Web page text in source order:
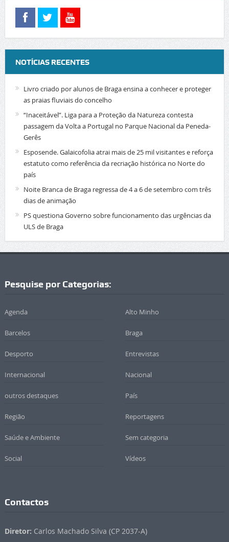
NOTÍCIAS RECENTES
Livro criado por alunos de Braga ensina a conhecer e proteger
as praias fluviais do concelho
“Inaceitável”. Liga para a Proteção da Natureza contesta
passagem da Volta a Portugal no Parque Nacional da Peneda-
Gerês
Esposende. Galaicofolia atrai mais de 25 mil visitantes e reforça
estatuto como referência da recriação histórica no Norte do
país
Noite Branca de Braga regressa de 4 a 6 de setembro com três
dias de animação
PS questiona Governo sobre funcionamento das urgências da
ULS de Braga
Pesquise por Categorias:
Agenda Alto Minho
Barcelos Braga
Desporto Entrevistas
Internacional Nacional
outros destaques País
Região Reportagens
Saúde e Ambiente Sem categoria
Social Vídeos
Contactos
Diretor: Carlos Machado Silva (CP 2037-A)